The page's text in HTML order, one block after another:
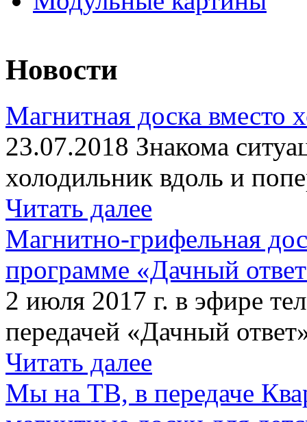
Новости
Магнитная доска вместо
23.07.2018 Знакома
холодильник вдоль и
Читать далее
Магнитно-грифельная
программе «Дачный
2 июля 2017 г. в эфире
передачей «Дачный
Читать далее
Мы на ТВ, в передаче